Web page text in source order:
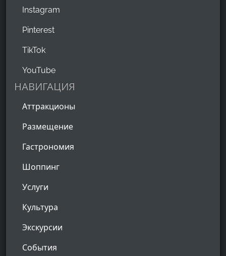
Instagram
Pinterest
TikTok
YouTube
НАВИГАЦИЯ
Аттракционы
Размещение
Гастрономия
Шоппинг
Услуги
Культура
Экскурсии
События